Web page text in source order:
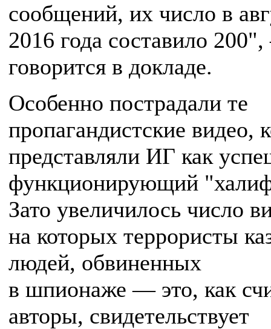
сообщений, их число в
2016 года составило
говорится в докладе.
Особенно пострадали те
пропагандистские видео,
представляли ИГ как
функционирующий
Зато увеличилось число
на которых террористы
людей, обвиненных
в шпионаже — это, как
авторы, свидетельствует